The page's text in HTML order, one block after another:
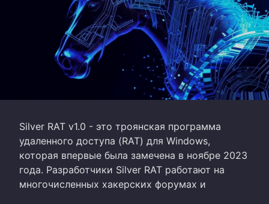
Silver RAT v1.0 - это троянская программа
удаленного доступа (RAT) для Windows,
которая впервые была замечена в ноябре 2023
года. Разработчики Silver RAT работают на
многочисленных хакерских форумах и